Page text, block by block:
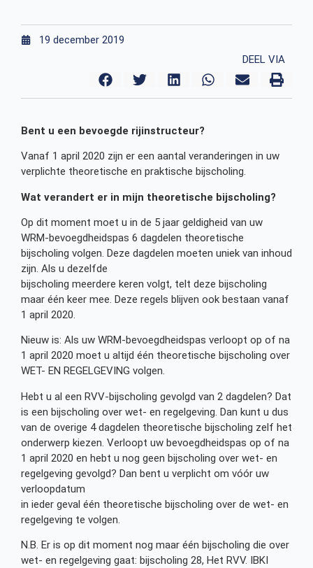
19 december 2019
DEEL VIA
Bent u een bevoegde rijinstructeur?
Vanaf 1 april 2020 zijn er een aantal veranderingen in uw
verplichte theoretische en praktische bijscholing.
Wat verandert er in mijn theoretische bijscholing?
Op dit moment moet u in de 5 jaar geldigheid van uw
WRM-bevoegdheidspas 6 dagdelen theoretische
bijscholing volgen. Deze dagdelen moeten uniek van inhoud
zijn. Als u dezelfde
bijscholing meerdere keren volgt, telt deze bijscholing
maar één keer mee. Deze regels blijven ook bestaan vanaf
1 april 2020.
Nieuw is: Als uw WRM-bevoegdheidspas verloopt op of na
1 april 2020 moet u altijd één theoretische bijscholing over
WET- EN REGELGEVING volgen.
Hebt u al een RVV-bijscholing gevolgd van 2 dagdelen? Dat
is een bijscholing over wet- en regelgeving. Dan kunt u dus
van de overige 4 dagdelen theoretische bijscholing zelf het
onderwerp kiezen. Verloopt uw bevoegdheidspas op of na
1 april 2020 en hebt u nog geen bijscholing over wet- en
regelgeving gevolgd? Dan bent u verplicht om vóór uw
verloopdatum
in ieder geval één theoretische bijscholing over de wet- en
regelgeving te volgen.
N.B. Er is op dit moment nog maar één bijscholing die over
wet- en regelgeving gaat: bijscholing 28, Het RVV. IBKI